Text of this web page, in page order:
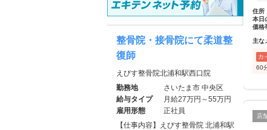
住所
本日
価格
主な
カ
60
店
整骨院・接骨院にて柔道整
復師
えびす整骨院北浦和駅西口院
勤務地
さいたま市 中央区
給与タイプ
月給27万円～55万円
雇用形態
正社員
【仕事内容】えびす整骨院 北浦和駅